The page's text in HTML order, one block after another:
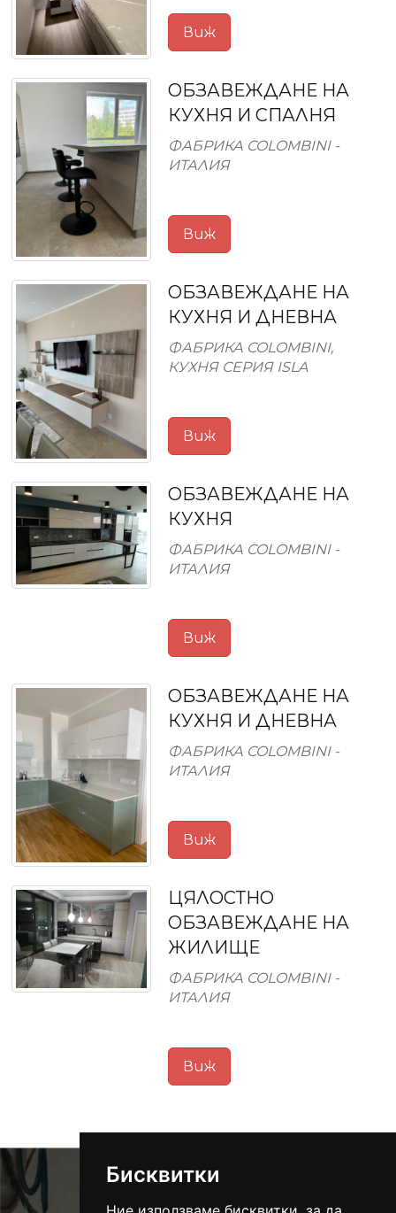
Бисквитки
Виж
ОБЗАВЕЖДАНЕ НА
КУХНЯ И СПАЛНЯ
ФАБРИКА COLOMBINI -
ИТАЛИЯ
Виж
ОБЗАВЕЖДАНЕ НА
КУХНЯ И ДНЕВНА
ФАБРИКА COLOMBINI,
КУХНЯ СЕРИЯ ISLA
Виж
ОБЗАВЕЖДАНЕ НА
КУХНЯ
ФАБРИКА COLOMBINI -
ИТАЛИЯ
Виж
ОБЗАВЕЖДАНЕ НА
КУХНЯ И ДНЕВНА
ФАБРИКА COLOMBINI -
ИТАЛИЯ
Виж
ЦЯЛОСТНО
ОБЗАВЕЖДАНЕ НА
ЖИЛИЩЕ
ФАБРИКА COLOMBINI -
ИТАЛИЯ
Виж